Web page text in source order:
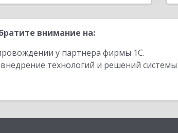
внимание на:
у партнера фирмы 1С.
технологий и решений